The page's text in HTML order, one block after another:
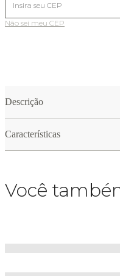
Não sei meu CEP
Descrição
Características
Você